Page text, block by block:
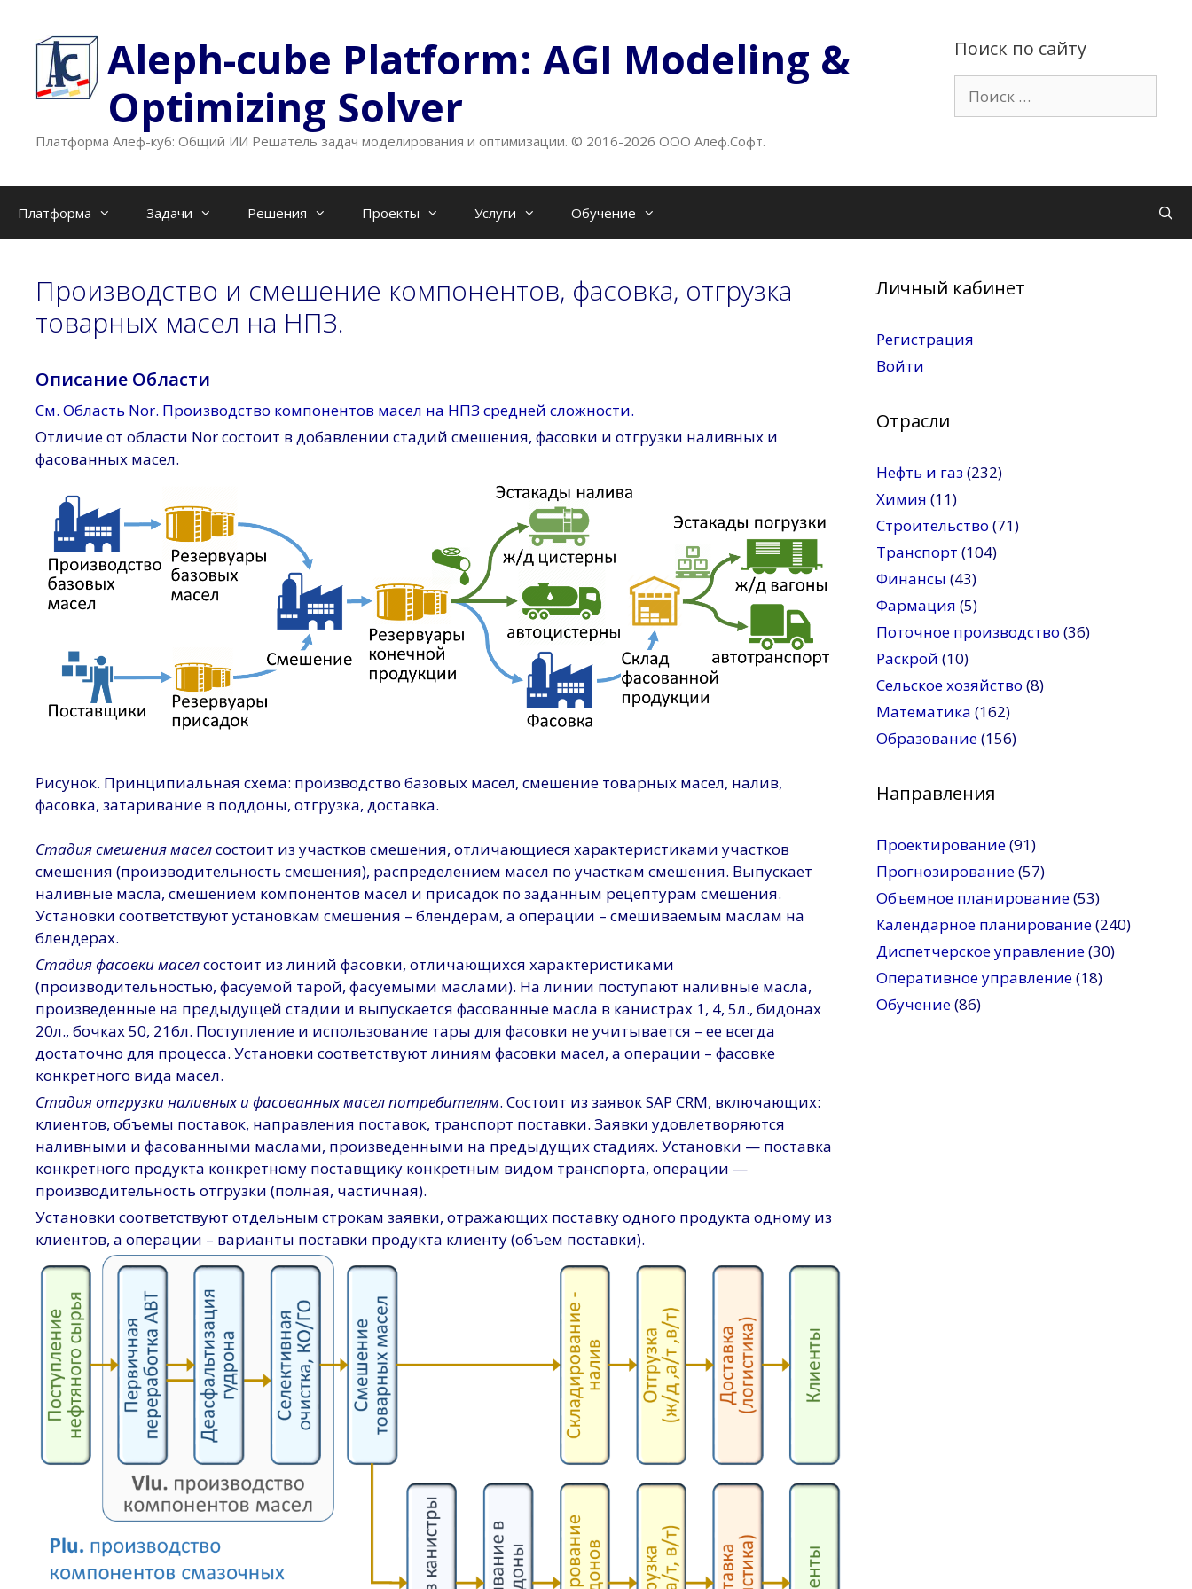
содержимому
Поиск по сайту
Aleph-cube Platform: AGI Modeling &
Optimizing Solver
Платформа Алеф-куб: Общий ИИ Решатель задач моделирования и оптимизации. © 2016-2026 ООО Алеф.Софт.
Платформа Задачи Решения Проекты Услуги Обучение
Производство и смешение компонентов, фасовка, отгрузка
товарных масел на НПЗ.
Описание Области
См. Область Nor. Производство компонентов масел на НПЗ средней сложности.
Отличие от области Nor состоит в добавлении стадий смешения, фасовки и отгрузки наливных и
фасованных масел.
Рисунок. Принципиальная схема: производство базовых масел, смешение товарных масел, налив,
фасовка, затаривание в поддоны, отгрузка, доставка.
Стадия смешения маселсостоит из участков смешения, отличающиеся характеристиками участков
смешения (производительность смешения), распределением масел по участкам смешения. Выпускает
наливные масла, смешением компонентов масел и присадок по заданным рецептурам смешения.
Установки соответствуют установкам смешения – блендерам, а операции – смешиваемым маслам на
блендерах.
Стадия фасовки маселсостоит из линий фасовки, отличающихся характеристиками
(производительностью, фасуемой тарой, фасуемыми маслами). На линии поступают наливные масла,
произведенные на предыдущей стадии и выпускается фасованные масла в канистрах 1, 4, 5л., бидонах
20л., бочках 50, 216л. Поступление и использование тары для фасовки не учитывается – ее всегда
достаточно для процесса. Установки соответствуют линиям фасовки масел, а операции – фасовке
конкретного вида масел.
Стадия отгрузки наливных и фасованных масел потребителям. Состоит из заявок SAP CRM, включающих:
клиентов, объемы поставок, направления поставок, транспорт поставки. Заявки удовлетворяются
наливными и фасованными маслами, произведенными на предыдущих стадиях. Установки — поставка
конкретного продукта конкретному поставщику конкретным видом транспорта, операции —
производительность отгрузки (полная, частичная).
Установки соответствуют отдельным строкам заявки, отражающих поставку одного продукта одному из
клиентов, а операции – варианты поставки продукта клиенту (объем поставки).
Личный кабинет
Регистрация
Войти
Отрасли
Нефть и газ (232)
Химия (11)
Строительство (71)
Транспорт (104)
Финансы (43)
Фармация (5)
Поточное производство (36)
Раскрой (10)
Сельское хозяйство (8)
Математика (162)
Образование(156)
Направления
Проектирование(91)
Прогнозирование(57)
Объемное планирование(53)
Календарное планирование(240)
Диспетчерское управление(30)
Оперативное управление(18)
Обучение(86)